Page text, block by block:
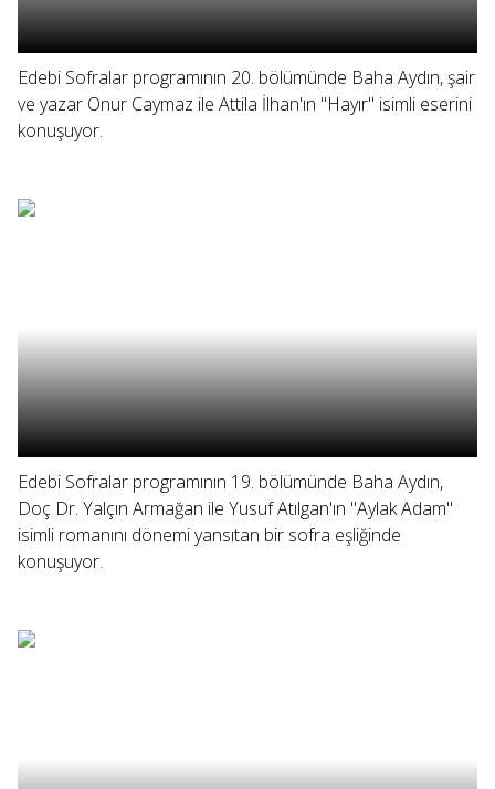
Edebi Sofralar programının 20. bölümünde Baha Aydın, şair
ve yazar Onur Caymaz ile Attila İlhan'ın "Hayır" isimli eserini
konuşuyor.
Edebi Sofralar programının 19. bölümünde Baha Aydın,
Doç Dr. Yalçın Armağan ile Yusuf Atılgan'ın "Aylak Adam"
isimli romanını dönemi yansıtan bir sofra eşliğinde
konuşuyor.